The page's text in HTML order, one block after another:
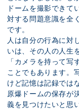
ドームを撮影できて
対する問題意識を全
です。
人は自分の行為に対
いは、その人の人生
「カメラを持って写
ことでもあります。
けど記憶は記録では
原爆ドームの保存が
義を見つけたい